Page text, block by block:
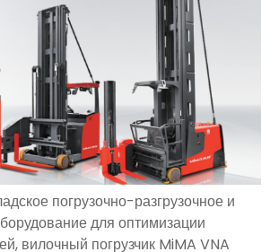
погрузочно-разгрузочное и
для оптимизации
вилочный погрузчик MiMA VNA